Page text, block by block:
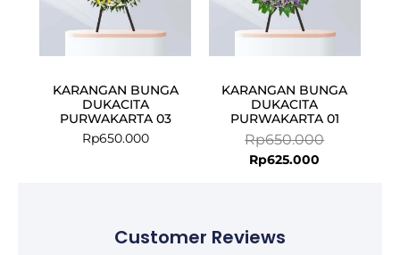
KARANGAN BUNGA
DUKACITA
PURWAKARTA 03
Rp650.000
KARANGAN BUNGA
DUKACITA
PURWAKARTA 01
Rp650.000
Rp625.000
Customer Reviews